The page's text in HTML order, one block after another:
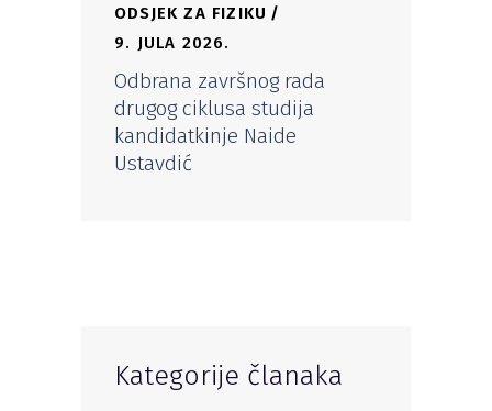
ODSJEK ZA FIZIKU
9. JULA 2026.
Odbrana završnog rada
drugog ciklusa studija
kandidatkinje Naide
Ustavdić
Kategorije članaka